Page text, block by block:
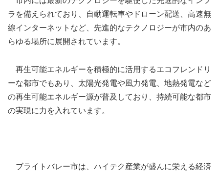
ラを備えられており、自動運転車やドローン配送、高速無
線インターネットなど、先進的なテクノロジーが市内のあ
らゆる場所に展開されています。
再生可能エネルギーを積極的に活用するエコフレンドリ
ーな都市でもあり、太陽光発電や風力発電、地熱発電など
の再生可能エネルギー源が普及しており、持続可能な都市
の実現に力を入れています。
ブライトバレー市は、ハイテク産業が盛んに栄える経済